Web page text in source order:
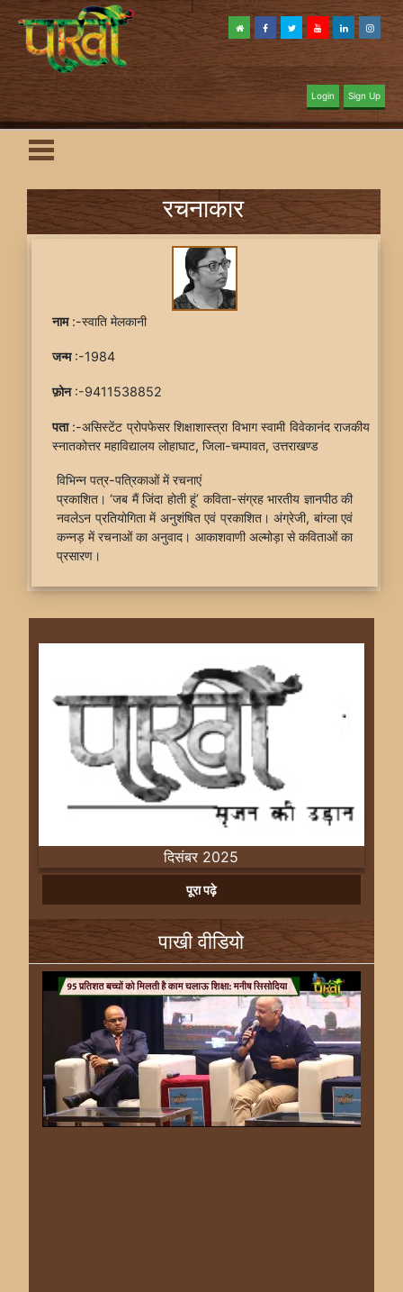
Login Sign Up
रचनाकार
नाम:-स्वाति मेलकानी
जन्म:-1984
फ़ोन:-9411538852
पता:-असिस्टेंट प्रोपफेसर शिक्षाशास्त्रा विभाग स्वामी विवेकानंद राजकीय
स्नातकोत्तर महाविद्यालय लोहाघाट, जिला-चम्पावत, उत्तराखण्ड
विभिन्न पत्र-पत्रिकाओं में रचनाएं
प्रकाशित। ‘जब मैं जिंदा होती हूं’ कविता-संग्रह भारतीय ज्ञानपीठ की
नवलेऽन प्रतियोगिता में अनुशंषित एवं प्रकाशित। अंग्रेजी, बांग्ला एवं
कन्नड़ में रचनाओं का अनुवाद। आकाशवाणी अल्मोड़ा से कविताओं का
प्रसारण।
दिसंबर 2025
Previous
Next
पूरा पढ़े
पाखी वीडियो